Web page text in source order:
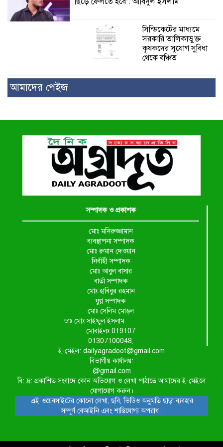
সিন্ডিকেটের মাধ্যমে
সরকারি তালিকাভুক্ত
কৃষকদের সুযোগ সুবিধা
থেকে বঞ্চিত
আমাদের পেইজ
সম্পাদক ও প্রকাশক
মোঃ মনিরুজ্জামান
ব্যবস্থাপনা সম্পাদক
মোঃ রুমান দেওয়ান
নির্বাহী সম্পাদক
মোঃ আবুল বাসার
বার্তা সম্পাদক
মোঃ হাবিবুর রহমান
যুগ্ন সম্পাদক
মোঃ সেলিম মোড়ল
ডাঃ মোঃ সাইফুল ইসলাম
মোবাইলঃ 019107
01307100048,
ই-মেইল: dailyagradoot@gmail.com
বিভাগীয় কার্যালয়:
@gmail.com
বি: দ্র: প্রকাশিত সংবাদে কোন অভিযোগ ও লেখা পাঠাতে আমাদের ই-মেইলে
যোগাযোগ করুন।
এই ওয়েবসাইটের কোনো লেখা, ছবি, ভিডিও অনুমতি ছাড়া ব্যবহার
সম্পূর্ণ বেআইনি এবং শাস্তিযোগ্য অপরাধ।